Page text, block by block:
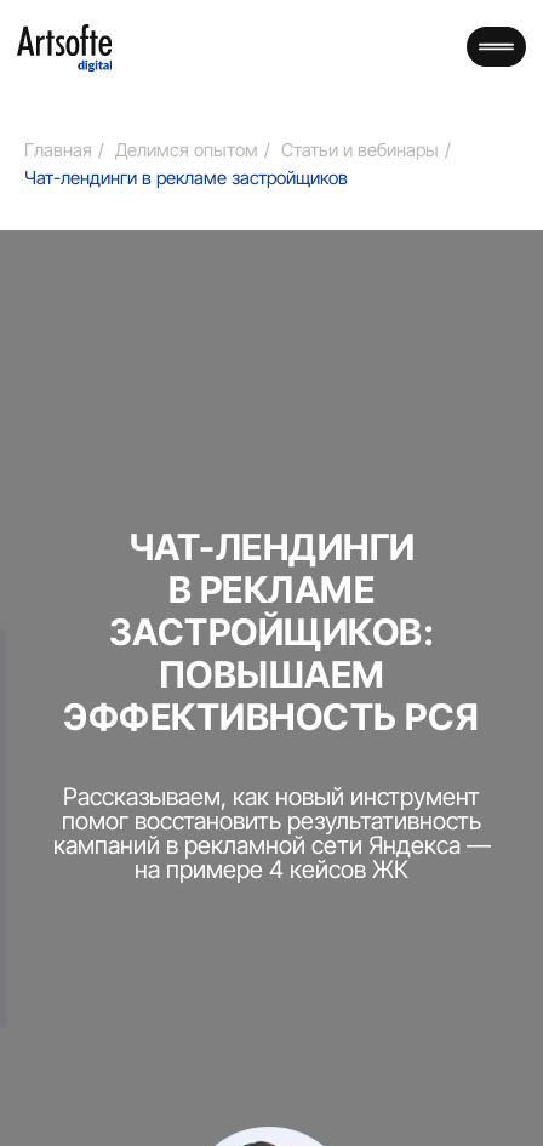
Главная / Делимся опытом / Статьи и вебинары /
Чат-лендинги в рекламе застройщиков
ЧАТ-ЛЕНДИНГИ
В РЕКЛАМЕ
ЗАСТРОЙЩИКОВ:
ПОВЫШАЕМ
ЭФФЕКТИВНОСТЬ РСЯ
Рассказываем, как новый инструмент
помог восстановить результативность
кампаний в рекламной сети Яндекса —
на примере 4 кейсов ЖК